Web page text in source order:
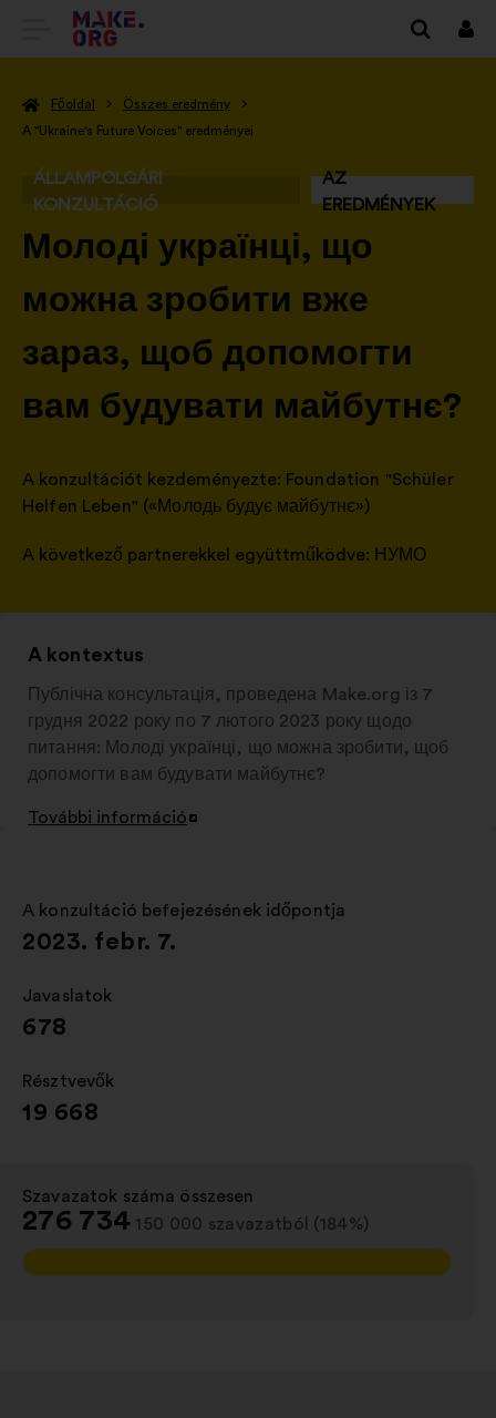
TOVÁBB
MAKE.ORG
FŐOLDALÁRA
Főoldal
Összes eredmény
A "Ukraine's Future Voices" eredményei
ÁLLAMPOLGÁRI
KONZULTÁCIÓ
AZ
EREDMÉNYEK
-
Молоді українці, що
можна зробити вже
зараз, щоб допомогти
вам будувати майбутнє?
A konzultációt kezdeményezte: Foundation "Schüler
Helfen Leben" («Молодь будує майбутнє»)
A következő partnerekkel együttműködve: НУМО
A kontextus
Публічна консультація, проведена Make.org із 7
грудня 2022 року по 7 лютого 2023 року щодо
питання: Молоді українці, що можна зробити, щоб
допомогти вам будувати майбутнє?
További információ
Új
A konzultáció befejezésének időpontja
:
2023. febr. 7.
Javaslatok
:
678
Résztvevők
:
19 668
Szavazatok száma összesen
:
276 734 150 000 szavazatból (184%)